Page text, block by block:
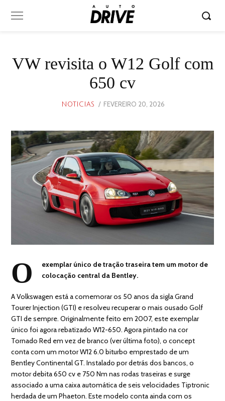
VW revisita o W12 Golf com
650 cv
NOTICIAS
POSTED
FEVEREIRO 20, 2026
O
exemplar único de tração traseira tem um motor de
colocação central da Bentley.
A Volkswagen está a comemorar os 50 anos da sigla Grand
Tourer Injection (GTI) e resolveu recuperar o mais ousado Golf
GTI de sempre. Originalmente feito em 2007, este exemplar
único foi agora rebatizado W12-650. Agora pintado na cor
Tornado Red em vez de branco (ver última foto), o concept
conta com um motor W12 6.0 biturbo emprestado de um
Bentley Continental GT. Instalado por detrás dos bancos, o
motor debita 650 cv e 750 Nm nas rodas traseiras e surge
associado a uma caixa automática de seis velocidades Tiptronic
herdada de um Phaeton. Este modelo conta ainda com os